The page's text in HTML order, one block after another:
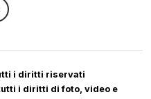
i diritti riservati
i diritti di foto, video e